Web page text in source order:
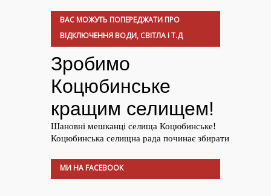
ВАС МОЖУТЬ ПОПЕРЕДЖАТИ ПРО
ВІДКЛЮЧЕННЯ ВОДИ, СВІТЛА І Т.Д
МИ НА FACEBOOK